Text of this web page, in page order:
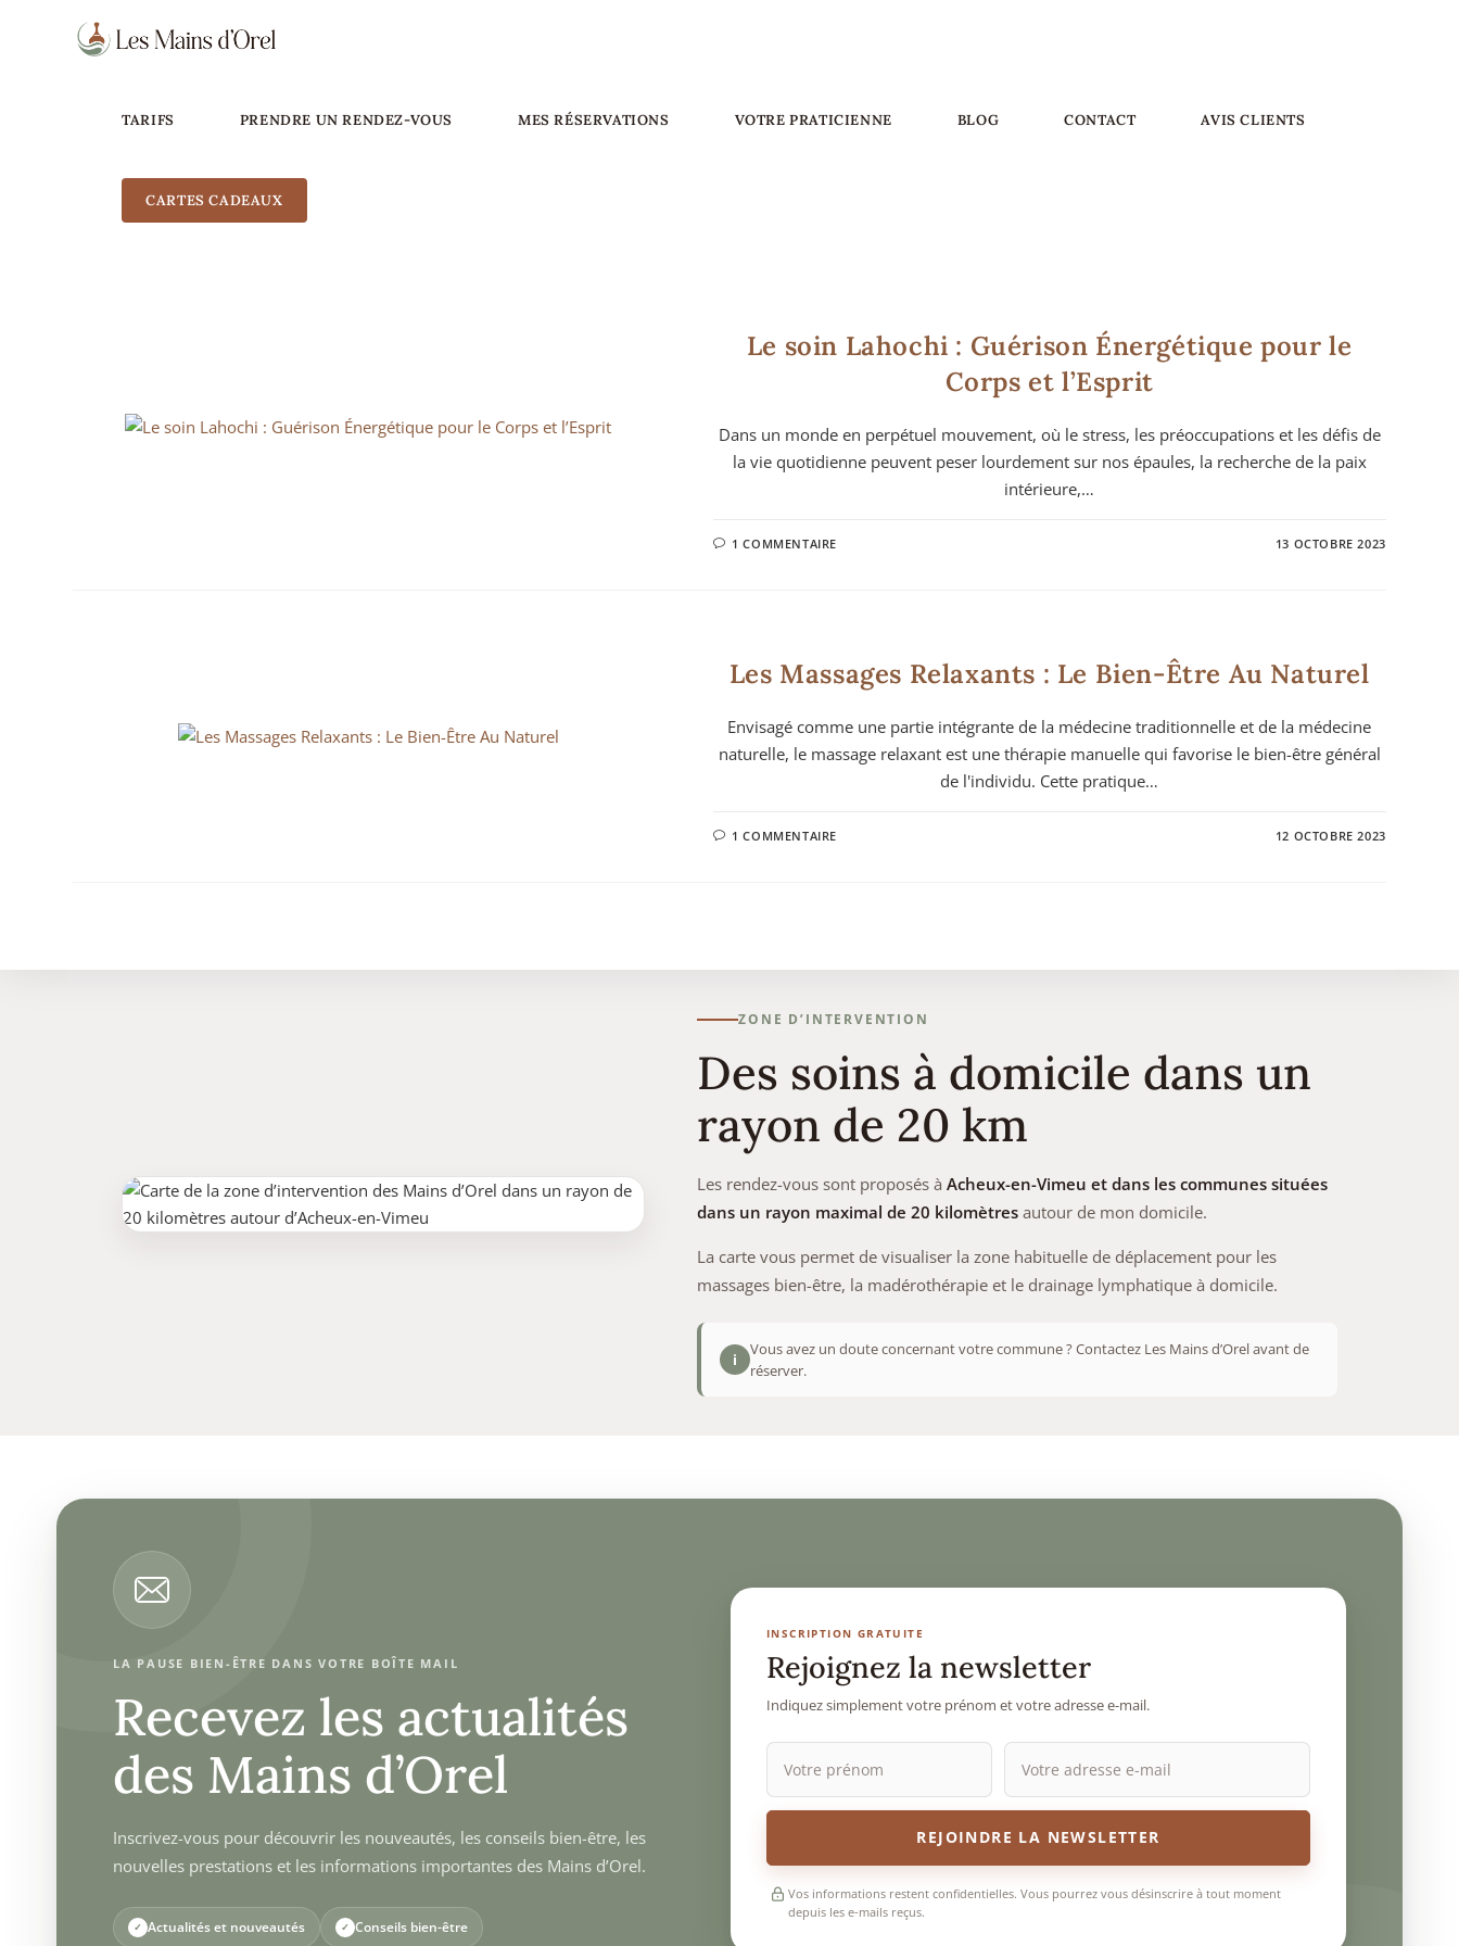
TARIFS PRENDRE UN RENDEZ-VOUS MES RÉSERVATIONS VOTRE PRATICIENNE BLOG CONTACT AVIS CLIENTS
CARTES CADEAUX
Le soin Lahochi : Guérison Énergétique pour le
Corps et l’Esprit
Dans un monde en perpétuel mouvement, où le stress, les préoccupations et les défis de
la vie quotidienne peuvent peser lourdement sur nos épaules, la recherche de la paix
intérieure,…
1 COMMENTAIRE 13 OCTOBRE 2023
Les Massages Relaxants : Le Bien-Être Au Naturel
Envisagé comme une partie intégrante de la médecine traditionnelle et de la médecine
naturelle, le massage relaxant est une thérapie manuelle qui favorise le bien-être général
de l'individu. Cette pratique…
1 COMMENTAIRE 12 OCTOBRE 2023
ZONE D’INTERVENTION
Des soins à domicile dans un
rayon de 20 km
Les rendez-vous sont proposés àAcheux-en-Vimeu et dans les communes situées
dans un rayon maximal de 20 kilomètres autour de mon domicile.
La carte vous permet de visualiser la zone habituelle de déplacement pour les
massages bien-être, la madérothérapie et le drainage lymphatique à domicile.
i
Vous avez un doute concernant votre commune ? Contactez Les Mains d’Orel avant de
réserver.
LA PAUSE BIEN-ÊTRE DANS VOTRE BOÎTE MAIL
Recevez les actualités
des Mains d’Orel
Inscrivez-vous pour découvrir les nouveautés, les conseils bien-être, les
nouvelles prestations et les informations importantes des Mains d’Orel.
Actualités et nouveautés Conseils bien-être
INSCRIPTION GRATUITE
Rejoignez la newsletter
Indiquez simplement votre prénom et votre adresse e-mail.
REJOINDRE LA NEWSLETTER
Vos informations restent confidentielles. Vous pourrez vous désinscrire à tout moment
depuis les e-mails reçus.